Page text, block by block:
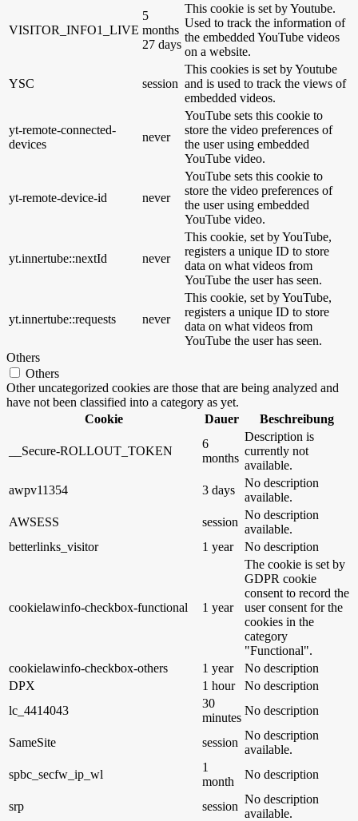
VISITOR_INFO1_LIVE
5
months
27 days
This cookie is set by Youtube.
Used to track the information of
the embedded YouTube videos
on a website.
YSC session
This cookies is set by Youtube
and is used to track the views of
embedded videos.
yt-remote-connected-
devices
never
YouTube sets this cookie to
store the video preferences of
the user using embedded
YouTube video.
yt-remote-device-id never
YouTube sets this cookie to
store the video preferences of
the user using embedded
YouTube video.
yt.innertube::nextId never
This cookie, set by YouTube,
registers a unique ID to store
data on what videos from
YouTube the user has seen.
yt.innertube::requests never
This cookie, set by YouTube,
registers a unique ID to store
data on what videos from
YouTube the user has seen.
Others
Others
Other uncategorized cookies are those that are being analyzed and
have not been classified into a category as yet.
Cookie
Dauer Beschreibung
__Secure-ROLLOUT_TOKEN
6
months
Description is
currently not
available.
awpv11354
3 days
No description
available.
AWSESS
session
No description
available.
betterlinks_visitor
1 year No description
cookielawinfo-checkbox-functional 1 year
The cookie is set by
GDPR cookie
consent to record the
user consent for the
cookies in the
category
"Functional".
cookielawinfo-checkbox-others
1 year
No description
DPX
1 hour
No description
lc_4414043
30
minutes
No description
SameSite session
No description
available.
spbc_secfw_ip_wl
1
month
No description
srp session
No description
available.